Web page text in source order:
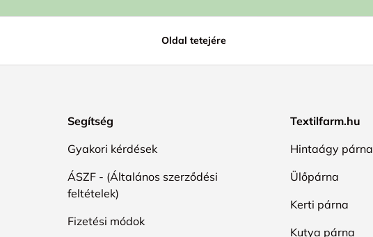
Oldal tetejére
Segítség
Gyakori kérdések
ÁSZF - (Általános szerződési
feltételek)
Fizetési módok
Textilfarm.hu
Hintaágy párna
Ülőpárna
Kerti párna
Kutya párna